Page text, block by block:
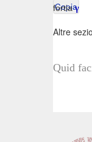
Copia
Altre
Quid
fortiaγ